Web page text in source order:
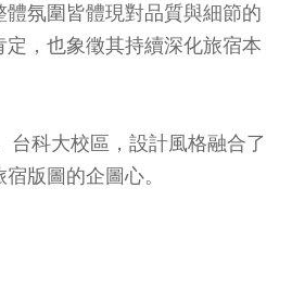
氛圍皆體現對品質與細節的
，也象徵其持續深化旅宿本
台科大校區，設計風格融合了
版圖的企圖心。